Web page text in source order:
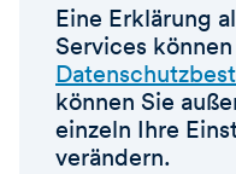
Eine Erklärung
Services
können Sie
einzeln Ihre
verändern.